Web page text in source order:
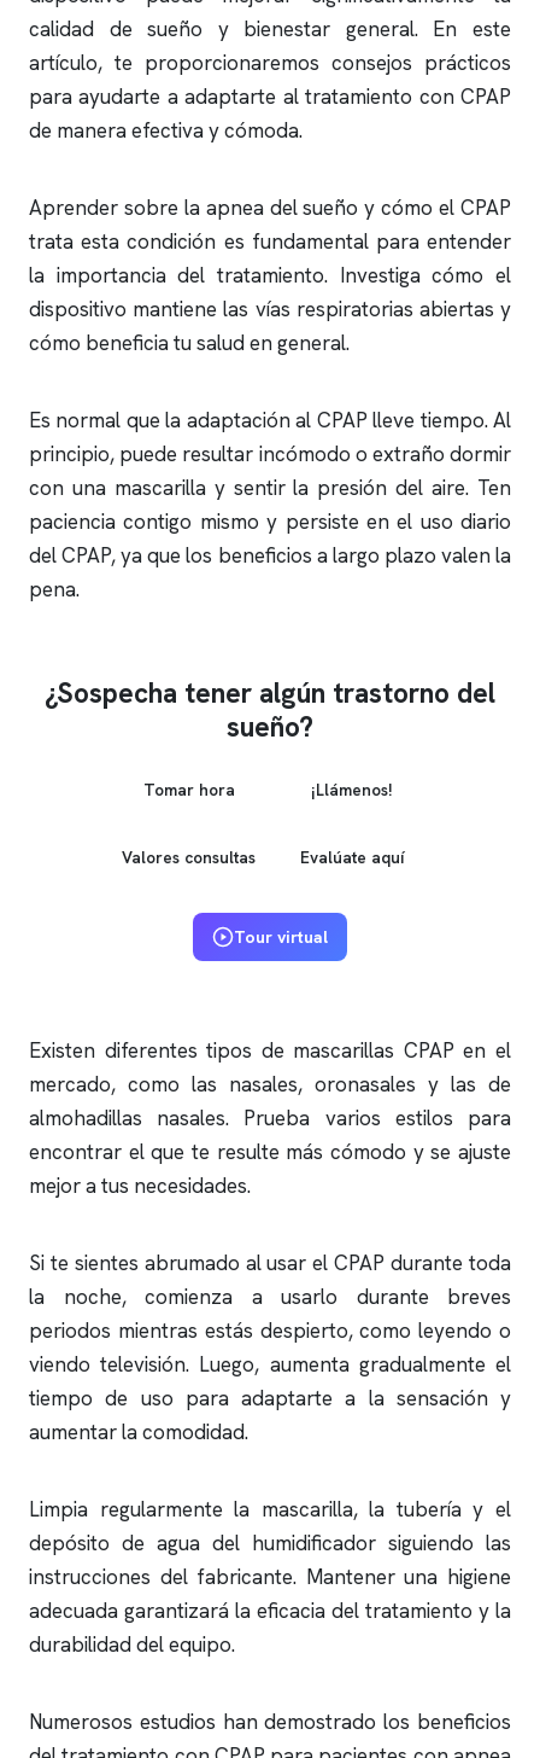
calidad de sueño y bienestar general. En este
artículo, te proporcionaremos consejos prácticos
para ayudarte a adaptarte al tratamiento con CPAP
de manera efectiva y cómoda.
Aprender sobre la apnea del sueño y cómo el CPAP
trata esta condición es fundamental para entender
la importancia del tratamiento. Investiga cómo el
dispositivo mantiene las vías respiratorias abiertas y
cómo beneficia tu salud en general.
Es normal que la adaptación al CPAP lleve tiempo. Al
principio, puede resultar incómodo o extraño dormir
con una mascarilla y sentir la presión del aire. Ten
paciencia contigo mismo y persiste en el uso diario
del CPAP, ya que los beneficios a largo plazo valen la
pena.
¿Sospecha tener algún trastorno del
sueño?
Tomar hora ¡Llámenos!
Valores consultas Evalúate aquí
Tour virtual
Existen diferentes tipos de mascarillas CPAP en el
mercado, como las nasales, oronasales y las de
almohadillas nasales. Prueba varios estilos para
encontrar el que te resulte más cómodo y se ajuste
mejor a tus necesidades.
Si te sientes abrumado al usar el CPAP durante toda
la noche, comienza a usarlo durante breves
periodos mientras estás despierto, como leyendo o
viendo televisión. Luego, aumenta gradualmente el
tiempo de uso para adaptarte a la sensación y
aumentar la comodidad.
Limpia regularmente la mascarilla, la tubería y el
depósito de agua del humidificador siguiendo las
instrucciones del fabricante. Mantener una higiene
adecuada garantizará la eficacia del tratamiento y la
durabilidad del equipo.
Numerosos estudios han demostrado los beneficios